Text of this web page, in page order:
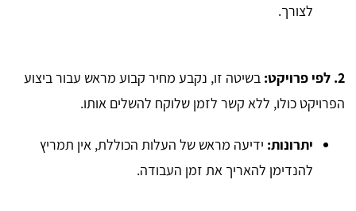
לצורך.
2. לפי פרויקט:
בשיטה זו, נקבע מחיר קבוע מראש עבור ביצוע
הפרויקט כולו, ללא קשר לזמן שלוקח להשלים אותו.
יתרונות: ידיעה מראש של העלות הכוללת, אין תמריץ
להנדימן להאריך את זמן העבודה.